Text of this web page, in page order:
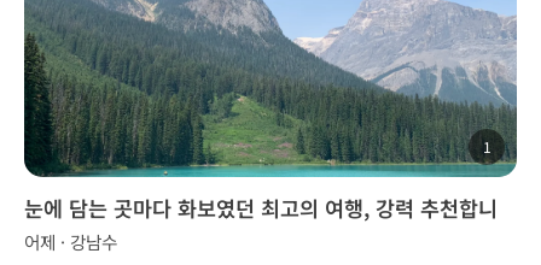
1
눈에 담는 곳마다 화보였던 최고의 여행, 강력 추천합니
다!
어제 · 강남수